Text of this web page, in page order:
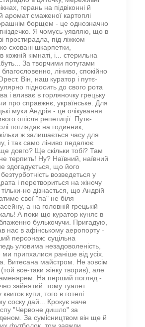
герань на підвіконні й
аромат смаженої картоплі
борщем - це однозначно
Я чомусь уявляю, що в
простирадла, під ліжком
сховані шкарпетки,
кожній кімнаті, і... стерильна
За творчими потугами
ліниво, спокійно
Він, наш куратор і путє-
підносить до свого рота
і вливає в горляночку грецьку
про справжнє, українське. Для
муки Андрія - це очікування
опісля репетиції. Путє-
поглядає на годинник,
ж залишається часу для
і так само ліниво педалює
довго? Ще скільки тобі? Там
не терпить! Ну? Наївний, наївний
здогадується, що його
возведеться у
і перетвориться на жіночу
тільки-но дізнається, що Андрій
свої "па" не біля
а на головній грецькій
А поки що куратор куняє в
булькочучи. Пригадую,
нас в афінському аеропорту -
персонаж: суцільна
уловима незадоволеність,
припхалися раніше від усіх.
Витесана майстром. Не зовсім
все-таки жінку творив), але
На перший погляд -
зайнятий: тому туалет
купи, того в готелі
соску дай... Крокує наче
"Червоне дишло" за
За сумісництвом він ще й
футболок, тож завжди